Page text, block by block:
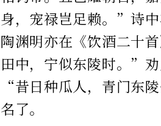
身，宠禄岂足赖。”诗
陶渊明亦在《饮酒二十
田中，宁似东陵时。”
“昔日种瓜人，青门东
名了。